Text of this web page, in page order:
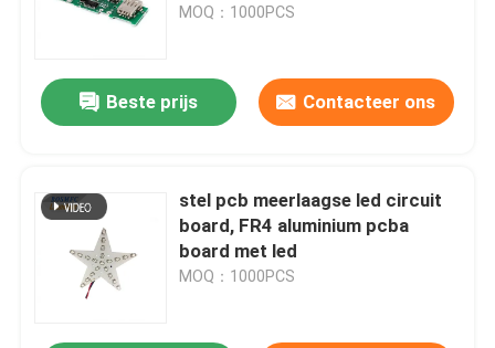
oplaadkrachtbank module PCB
MOQ：1000PCS
Beste prijs Contacteer ons
stel pcb meerlaagse led circuit
board, FR4 aluminium pcba
board met led
MOQ：1000PCS